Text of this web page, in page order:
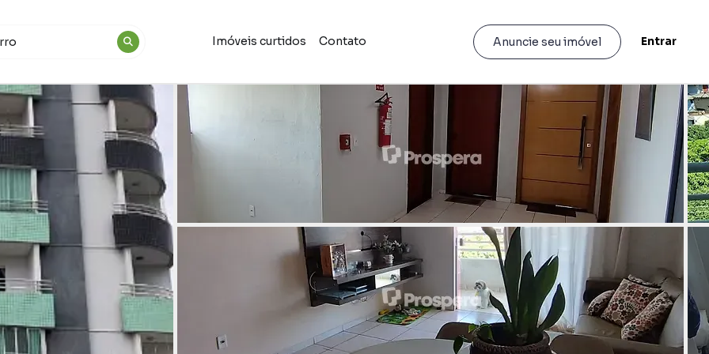
Imóveis curtidos Contato Anuncie seu imóvel Entrar